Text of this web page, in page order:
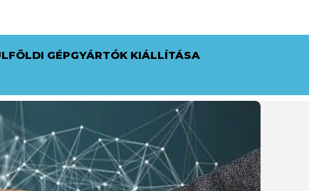
GÉPGYÁRTÓK KIÁLLÍTÁSA